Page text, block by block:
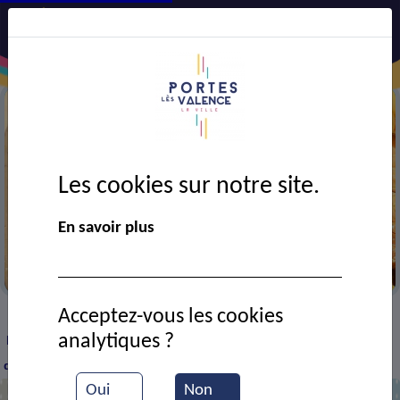
> VIE MUNICIPALE > Ressources documentaires
Réunion police & population senior (conseils sur la prévention
des vols)
Les cookies sur notre site.
En savoir plus
Oui Non
Acceptez-vous les cookies
analytiques ?